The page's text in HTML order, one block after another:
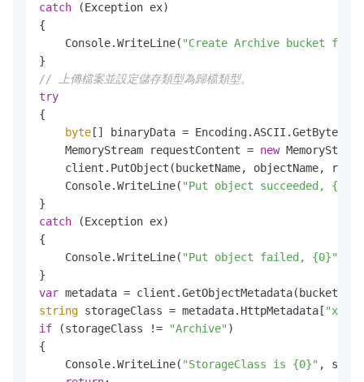
catch (Exception ex)
{
    Console.WriteLine(
"Create Archive bucket
// 上傳檔案並設定儲存類型為歸檔類型。
try
{
byte [] binaryData =
    MemoryStream requestContent =
new
client.PutObject(bucketName, objectName,
    Console.WriteLine(
"Put object succeeded, {0}"
catch (Exception ex)
{
    Console.WriteLine(
"Put object failed, {0}"
var
string storageClass = metadata.HttpMetadata[ "x-
if (storageClass != "Archive" )
{
    Console.WriteLine(
"StorageClass is {0}" ,